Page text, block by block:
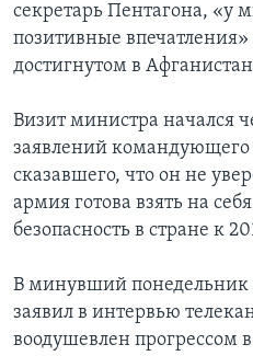
секретарь Пентагона, «у
позитивные впечатления»
достигнутом в
Визит министра начался
заявлений
сказавшего, что он не
армия готова взять на
безопасность в стране к
В минувший понедельник
заявил в интервью
воодушевлен прогрессом